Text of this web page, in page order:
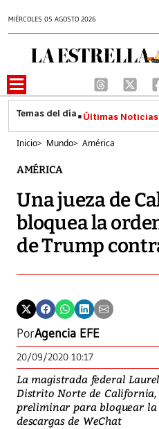
MIÉRCOLES 05 AGOSTO 2026
Últimas Noticias
Inicio> Mundo> América
AMÉRICA
Una jueza de
bloquea la
de Trump
PorAgencia EFE
20/09/2020 10:17
La magistrada federal
Distrito Norte de
preliminar para bloquear
descargas de WeChat